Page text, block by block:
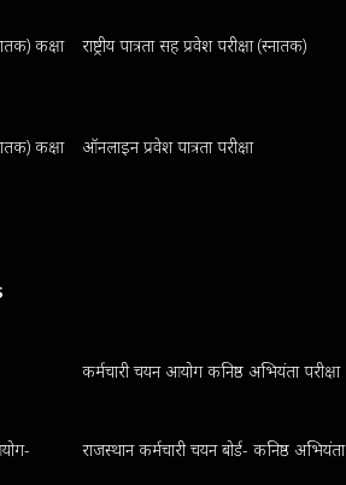
कक्षा
राष्ट्रीय पात्रता सह प्रवेश परीक्षा (स्नातक)
कक्षा
ऑनलाइन प्रवेश पात्रता परीक्षा
कर्मचारी चयन आयोग कनिष्ठ अभियंता परीक्षा
राजस्थान कर्मचारी चयन बोर्ड- कनिष्ठ अभियंता